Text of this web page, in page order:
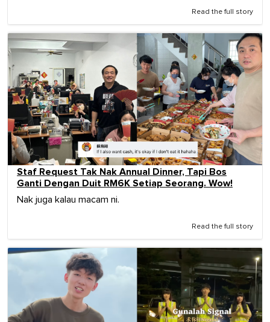
Read the full story
Staf Request Tak Nak Annual Dinner, Tapi Bos
Ganti Dengan Duit RM6K Setiap Seorang. Wow!
Nak juga kalau macam ni.
Read the full story